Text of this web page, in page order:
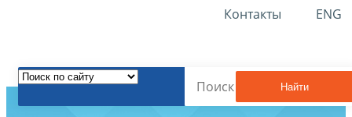
Контакты ENG
Найти